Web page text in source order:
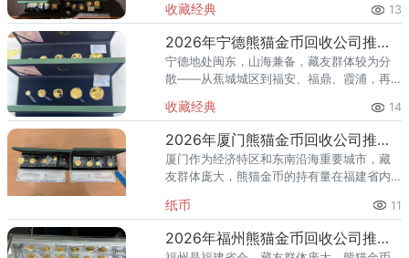
自收藏市场，还有的是海外带回。到了2026
年想变现时，却发现：
收藏经典 13
2026年宁德熊猫金币回收公司推荐 宁德藏友上门回收全攻略
宁德地处闽东，山海兼备，藏友群体较为分
散——从蕉城城区到福安、福鼎、霞浦，再
想要集中咨询或跑一趟实体店都不太现实。
对于宁德藏友来说，手里的熊猫
收藏经典 14
2026年厦门熊猫金币回收公司推荐 你的金币适合哪种回收方式？
厦门作为经济特区和东南沿海重要城市，藏
友群体庞大，熊猫金币的持有量在福建省内
运行，不少厦门藏友想趁高出手，却面临一
个常见困惑：厦门市面上收
纸币 11
2026年福州熊猫金币回收公司推荐 福州回收熊猫金币的地方